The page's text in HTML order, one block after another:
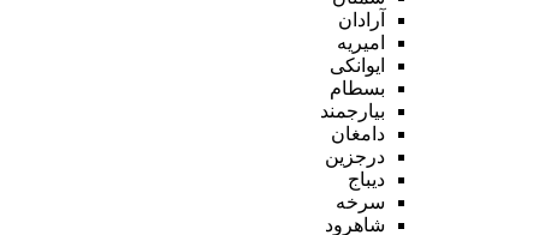
آرادان
امیریه
ایوانکی
بسطام
بیارجمند
دامغان
درجزین
دیباج
سرخه
شاهرود